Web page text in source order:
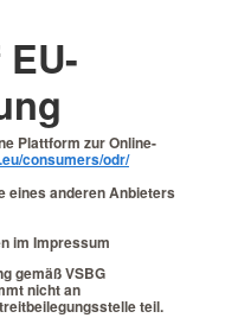
Plattform zur Online-
consumers/odr/
eines anderen Anbieters
im Impressum
gemäß VSBG
nicht an
teil.